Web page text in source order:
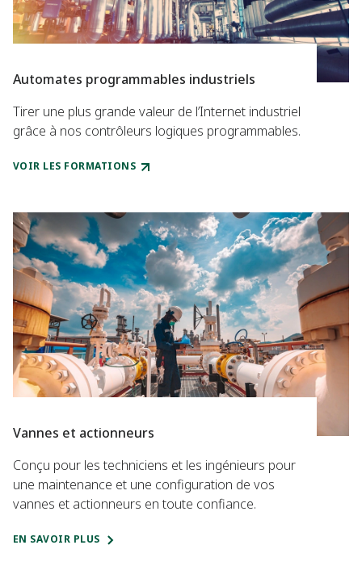
Automates programmables industriels
Tirer une plus grande valeur de l’Internet industriel
grâce à nos contrôleurs logiques programmables.
VOIR LES FORMATIONS
Vannes et actionneurs
Conçu pour les techniciens et les ingénieurs pour
une maintenance et une configuration de vos
vannes et actionneurs en toute confiance.
EN SAVOIR PLUS